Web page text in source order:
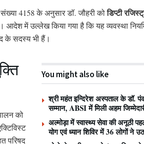
संख्या 4158 के अनुसार डॉ. जौहरी कोडिप्टी
आदेश में उल्लेख किया गया है कि यह व्यवस्था
के सदस्य भी हैं।
You might also like
श्री महंत इन्दिरेश अस्पताल के डॉ.
सम्मान, ABSI में मिली अहम
अल्मोड़ा में स्वास्थ्य सेवा की अनूठी
योग एवं ध्यान शिविर में 36 लोगों ने
को
परिषद